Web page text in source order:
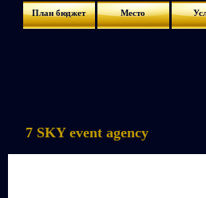
План бюджет Место
7 SKY event agency